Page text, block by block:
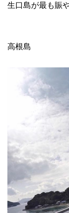
生口島が最も賑
高根島